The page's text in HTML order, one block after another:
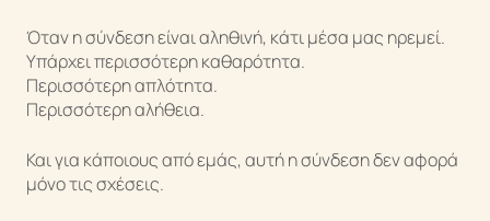
Κάτια Αλεξίου
Όταν η σύνδεση είναι αληθινή, κάτι μέσα μας ηρεμεί.
Υπάρχει περισσότερη καθαρότητα.
Περισσότερη απλότητα.
Περισσότερη αλήθεια.
Και για κάποιους από εμάς, αυτή η σύνδεση δεν αφορά
μόνο τις σχέσεις.